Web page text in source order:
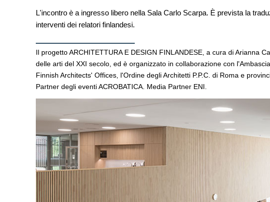
L'incontro è a ingresso libero nella Sala Carlo Scarpa. È prevista la
interventi dei relatori finlandesi.
Il progetto ARCHITETTURA E DESIGN FINLANDESE, a cura di Arianna
delle arti del XXI secolo, ed è organizzato in collaborazione con
Finnish Architects' Offices, l'Ordine degli Architetti P.P.C. di Roma e
Partner degli eventi ACROBATICA. Media Partner ENI.